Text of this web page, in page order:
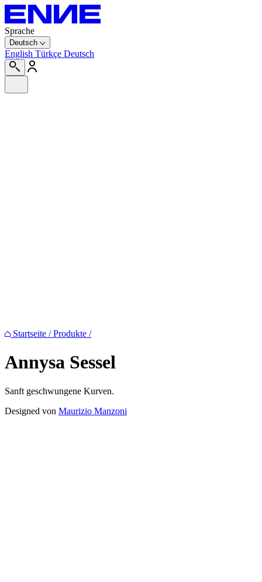
Sprache
Deutsch
English Türkçe Deutsch
Startseite / Produkte /
Annysa Sessel
Sanft geschwungene Kurven.
Designed von Maurizio Manzoni